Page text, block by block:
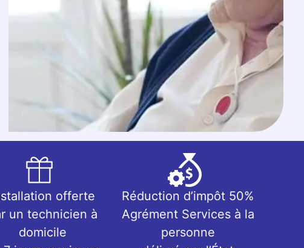
offerte
un technicien à
domicile
Réduction d’impôt 50%
Agrément Services à la
personne